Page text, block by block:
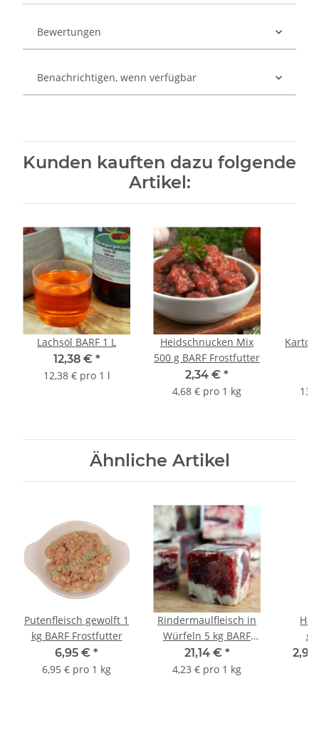
Bewertungen
Benachrichtigen, wenn verfügbar
Kunden kauften dazu folgende
Artikel:
Lachsöl BARF 1 L
12,38 € *
12,38 € pro 1 l
Heidschnucken Mix
500 g BARF Frostfutter
2,34 € *
4,68 € pro 1 kg
Ähnliche Artikel
Putenfleisch gewolft 1
kg BARF Frostfutter
6,95 € *
6,95 € pro 1 kg
Rindermaulfleisch in
Würfeln 5 kg BARF
Frostfutter
21,14 € *
4,23 € pro 1 kg